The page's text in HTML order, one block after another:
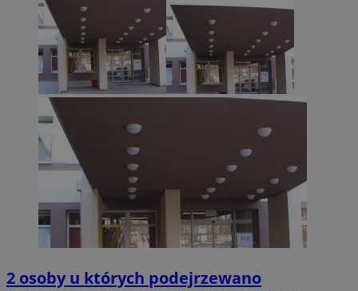
2 osoby u których podejrzewano